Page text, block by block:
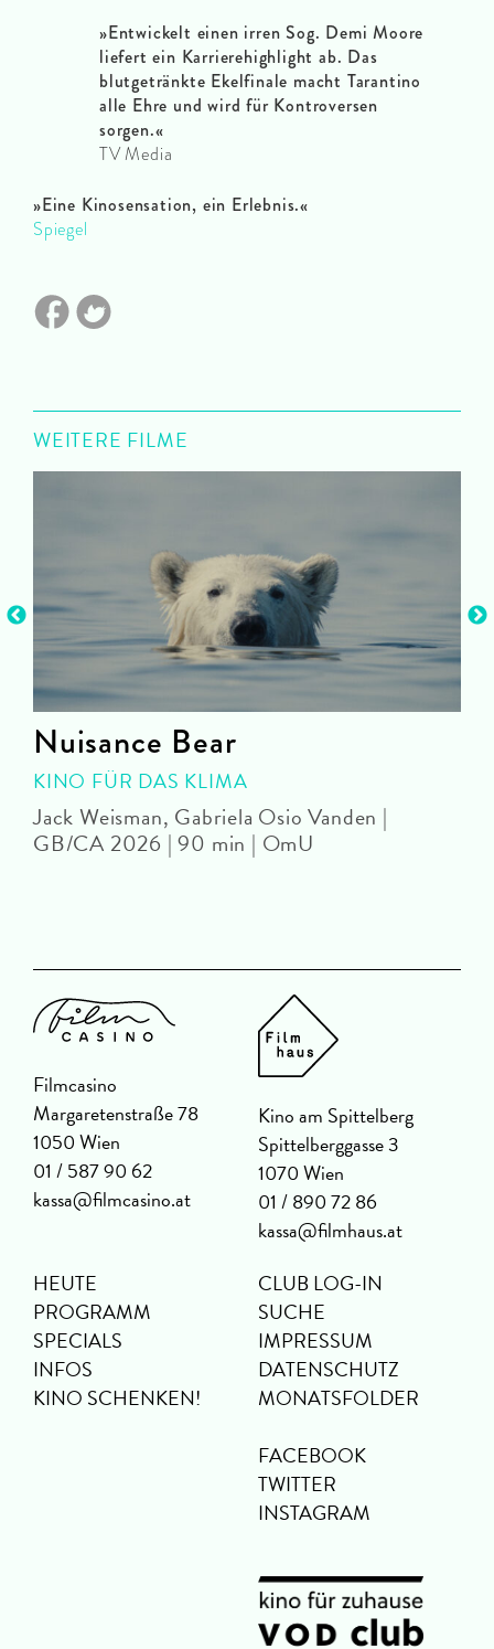
»Entwickelt einen irren Sog. Demi Moore
liefert ein Karrierehighlight ab. Das
blutgetränkte Ekelfinale macht Tarantino
alle Ehre und wird für Kontroversen
sorgen.«
TV Media
»Eine Kinosensation, ein Erlebnis.«
Spiegel
WEITERE FILME
Nuisance Bear
KINO FÜR DAS KLIMA
Jack Weisman, Gabriela Osio Vanden |
GB/CA 2026 | 90 min | OmU
Filmcasino
Margaretenstraße 78
1050 Wien
01 / 587 90 62
kassa@filmcasino.at
Kino am Spittelberg
Spittelberggasse 3
1070 Wien
01 / 890 72 86
kassa@filmhaus.at
HEUTE
PROGRAMM
SPECIALS
INFOS
KINO SCHENKEN!
CLUB LOG-IN
SUCHE
IMPRESSUM
DATENSCHUTZ
MONATSFOLDER
FACEBOOK
TWITTER
INSTAGRAM